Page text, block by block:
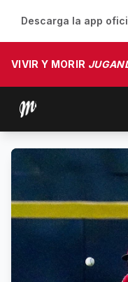
Descarga la app
VIVIR Y MORIR